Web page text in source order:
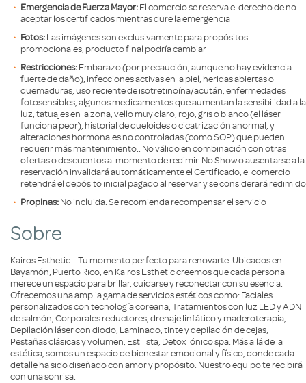
Emergencia de Fuerza Mayor:El comercio se reserva el derecho de no
aceptar los certificados mientras dure la emergencia
Fotos:Las imágenes son exclusivamente para propósitos
promocionales, producto final podría cambiar
Restricciones:Embarazo (por precaución, aunque no hay evidencia
fuerte de daño), infecciones activas en la piel, heridas abiertas o
quemaduras, uso reciente de isotretinoína/acután, enfermedades
fotosensibles, algunos medicamentos que aumentan la sensibilidad a la
luz, tatuajes en la zona, vello muy claro, rojo, gris o blanco (el láser
funciona peor), historial de queloides o cicatrización anormal, y
alteraciones hormonales no controladas (como SOP) que pueden
requerir más mantenimiento.. No válido en combinación con otras
ofertas o descuentos al momento de redimir. No Show o ausentarse a la
reservación invalidará automáticamente el Certificado, el comercio
retendrá el depósito inicial pagado al reservar y se considerará redimido
Propinas:No incluida. Se recomienda recompensar el servicio
Sobre
Kairos Esthetic – Tu momento perfecto para renovarte. Ubicados en
Bayamón, Puerto Rico, en Kairos Esthetic creemos que cada persona
merece un espacio para brillar, cuidarse y reconectar con su esencia.
Ofrecemos una amplia gama de servicios estéticos como: Faciales
personalizados con tecnología coreana, Tratamientos con luz LED y ADN
de salmón, Corporales reductores, drenaje linfático y maderoterapia,
Depilación láser con diodo, Laminado, tinte y depilación de cejas,
Pestañas clásicas y volumen, Estilista, Detox iónico spa. Más allá de la
estética, somos un espacio de bienestar emocional y físico, donde cada
detalle ha sido diseñado con amor y propósito. Nuestro equipo te recibirá
con una sonrisa.